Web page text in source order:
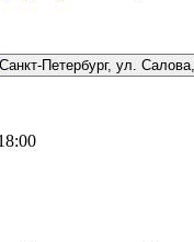
Санкт-Петербург, ул.